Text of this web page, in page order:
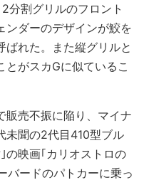
分割グリルのフロント
ンダーのデザインが鮫を
ばれた。また縦グリルと
とがスカGに似ているこ
売不振に陥り、マイナ
未聞の2代目410型ブル
の映画｢カリオストロの
バードのパトカーに乗っ